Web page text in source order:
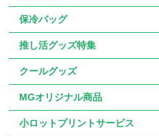
保冷バッグ
推し活グッズ特集
クールグッズ
MGオリジナル商品
小ロットプリントサービス